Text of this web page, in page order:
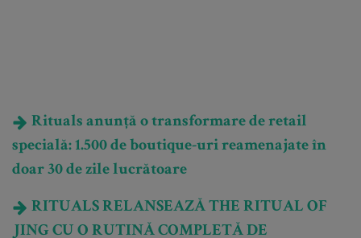
Rituals anunță o transformare de retail
specială: 1.500 de boutique-uri reamenajate în
doar 30 de zile lucrătoare
RITUALS RELANSEAZĂ THE RITUAL OF
JING CU O RUTINĂ COMPLETĂ DE